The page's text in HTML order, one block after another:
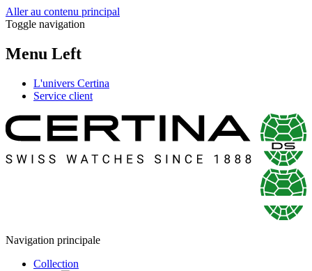
Aller au contenu principal
Toggle navigation
Menu Left
L'univers Certina
Service client
Navigation principale
Collection